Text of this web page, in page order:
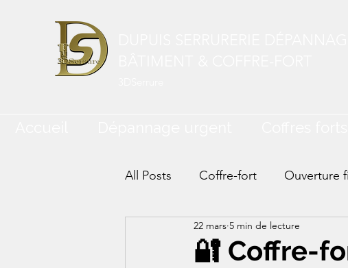
All Posts Coffre-fort Ouverture
🔐 Coffre-
22 mars 5 min de lecture